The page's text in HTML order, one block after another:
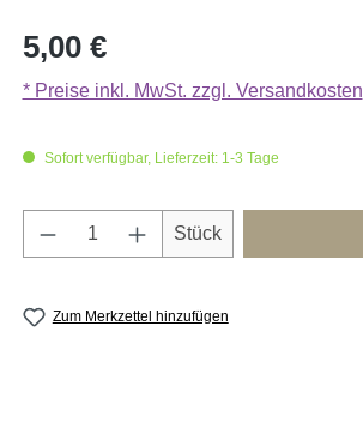
Regulärer Preis:
5,00 €
* Preise inkl. MwSt. zzgl. Versandkosten
Sofort verfügbar, Lieferzeit: 1-3 Tage
Produkt Anzahl: Gib den
Stück
Zum Merkzettel hinzufügen